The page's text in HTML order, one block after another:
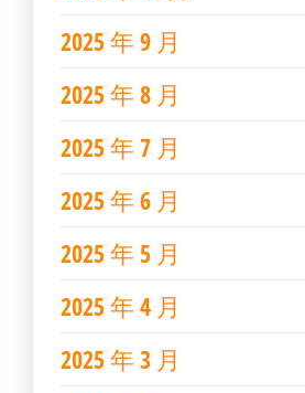
2025 年 9 月
2025 年 8 月
2025 年 7 月
2025 年 6 月
2025 年 5 月
2025 年 4 月
2025 年 3 月